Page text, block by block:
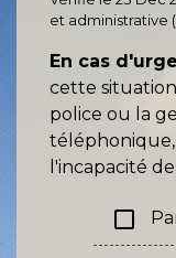
et administrative
En cas
cette
police ou la
téléphonique,
l'incapacité
check_box_outline_blank